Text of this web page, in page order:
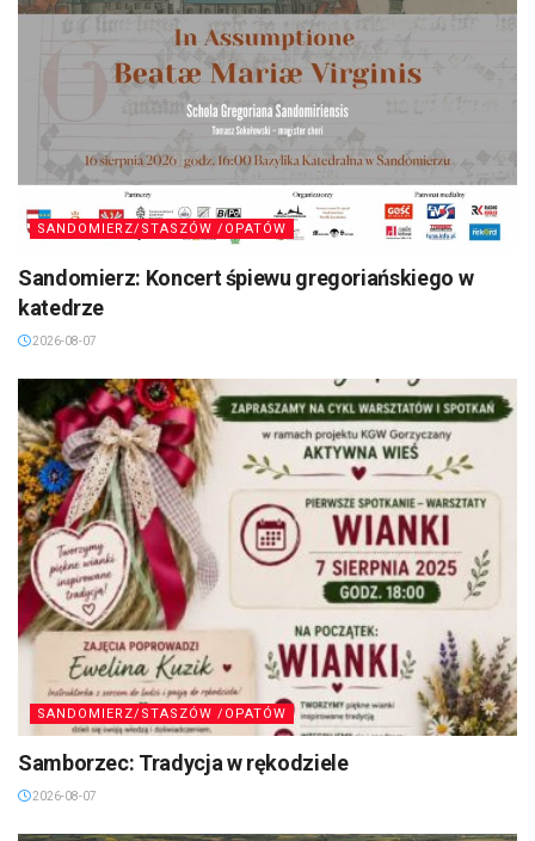
SANDOMIERZ/STASZÓW /OPATÓW
Sandomierz: Koncert śpiewu gregoriańskiego w
katedrze
2026-08-07
SANDOMIERZ/STASZÓW /OPATÓW
Samborzec: Tradycja w rękodziele
2026-08-07